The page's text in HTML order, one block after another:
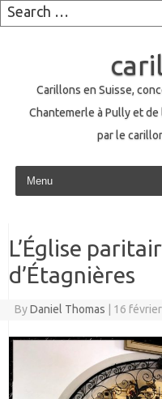
Carillons en Suisse,
Chantemerle à Pully et
par le
Skip to content
L’Église
d’Étagnières
ByDaniel Thomas 16